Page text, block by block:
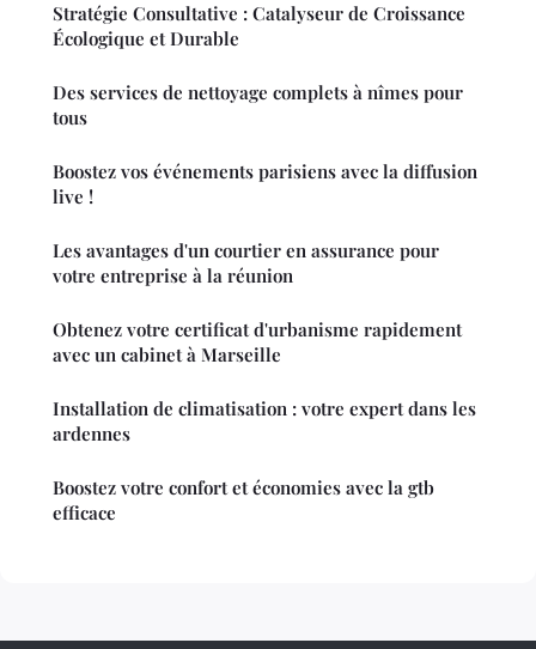
Stratégie Consultative : Catalyseur de Croissance
Écologique et Durable
Des services de nettoyage complets à nîmes pour
tous
Boostez vos événements parisiens avec la diffusion
live !
Les avantages d'un courtier en assurance pour
votre entreprise à la réunion
Obtenez votre certificat d'urbanisme rapidement
avec un cabinet à Marseille
Installation de climatisation : votre expert dans les
ardennes
Boostez votre confort et économies avec la gtb
efficace